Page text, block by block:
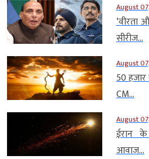
August
‘वीरता
सीरीज...
August
50 हजार
CM...
August
ईरान
आवाज...